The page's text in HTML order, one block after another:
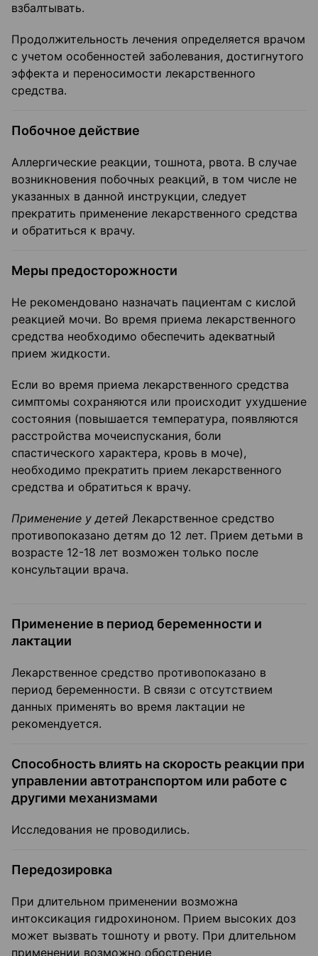
взбалтывать.
Продолжительность лечения определяется врачом
с учетом особенностей заболевания, достигнутого
эффекта и переносимости лекарственного
средства.
Побочное действие
Аллергические реакции, тошнота, рвота. В случае
возникновения побочных реакций, в том числе не
указанных в данной инструкции, следует
прекратить применение лекарственного средства
и обратиться к врачу.
Меры предосторожности
Не рекомендовано назначать пациентам с кислой
реакцией мочи. Во время приема лекарственного
средства необходимо обеспечить адекватный
прием жидкости.
Если во время приема лекарственного средства
симптомы сохраняются или происходит ухудшение
состояния (повышается температура, появляются
расстройства мочеиспускания, боли
спастического характера, кровь в моче),
необходимо прекратить прием лекарственного
средства и обратиться к врачу.
Применение у детей Лекарственное средство
противопоказано детям до 12 лет. Прием детьми в
возрасте 12-18 лет возможен только после
консультации врача.
Применение в период беременности и
лактации
Лекарственное средство противопоказано в
период беременности. В связи с отсутствием
данных применять во время лактации не
рекомендуется.
Способность влиять на скорость реакции при
управлении автотранспортом или работе с
другими механизмами
Исследования не проводились.
Передозировка
При длительном применении возможна
интоксикация гидрохиноном. Прием высоких доз
может вызвать тошноту и рвоту. При длительном
применении возможно обострение